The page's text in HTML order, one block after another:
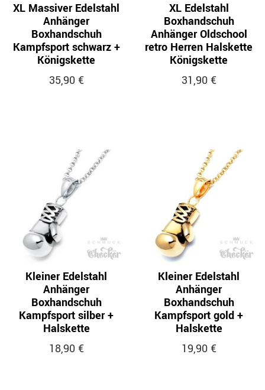
XL Massiver Edelstahl
Anhänger
Boxhandschuh
Kampfsport schwarz +
Königskette
35,90 €
XL Edelstahl
Boxhandschuh
Anhänger Oldschool
retro Herren Halskette
Königskette
31,90 €
Kleiner Edelstahl
Anhänger
Boxhandschuh
Kampfsport silber +
Halskette
18,90 €
Kleiner Edelstahl
Anhänger
Boxhandschuh
Kampfsport gold +
Halskette
19,90 €